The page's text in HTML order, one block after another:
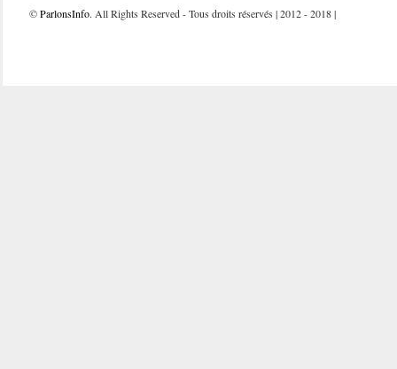
©ParlonsInfo. All Rights Reserved - Tous droits réservés | 2012 - 2018 |